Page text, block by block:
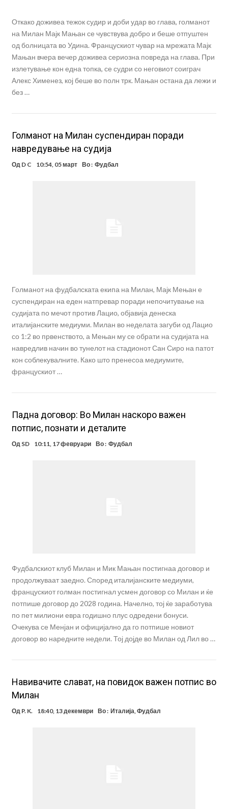
Откако доживеа тежок судир и доби удар во глава, голманот
на Милан Мајк Мањан се чувствува добро и беше отпуштен
од болницата во Удина. Францускиот чувар на мрежата Мајк
Мањан вчера вечер доживеа сериозна повреда на глава. При
излетување кон една топка, се судри со неговиот соиграч
Алекс Хименез, кој беше во полн трк. Мањан остана да лежи и
без …
Голманот на Милан суспендиран поради
навредување на судија
Од D C 10:54, 05 март Во : Фудбал
Голманот на фудбалската екипа на Милан, Мајк Мењан е
суспендиран на еден натпревар поради непочитување на
судијата по мечот против Лацио, објавија денеска
италијанските медиуми. Милан во неделата загуби од Лацио
со 1:2 во првенството, а Мењан му се обрати на судијата на
навредлив начин во тунелот на стадионот Сан Сиро на патот
кон соблекувалните. Како што пренесоа медиумите,
францускиот …
Падна договор: Во Милан наскоро важен
потпис, познати и деталите
Од SD 10:11, 17 февруари Во : Фудбал
Фудбалскиот клуб Милан и Мик Мањан постигнаа договор и
продолжуваат заедно. Според италијанските медиуми,
францускиот голман постигнал усмен договор со Милан и ќе
потпише договор до 2028 година. Начелно, тој ќе заработува
по пет милиони евра годишно плус одредени бонуси.
Очекува се Менјан и официјално да го потпише новиот
договор во наредните недели. Тој дојде во Милан од Лил во …
Навивачите слават, на повидок важен потпис во
Милан
Од P. K. 18:40, 13 декември Во : Италија,Фудбал